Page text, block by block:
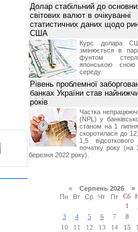
Долар стабільний до
світових валют в очікуванні
статистичних даних щодо
США
Курс долара
змінюється в
фунтом
японською
середу.
Рівень проблемної
банках України став
років
Частка
(NPL) у
станом на 1
скоротилася до
1,5
початку року (на
березня 2022 року).
«Серпень 2026 »
Пн
Вт Ср Чт Пт Сб
1
3
4 5 6 7 8
10
11 12 13 14 15